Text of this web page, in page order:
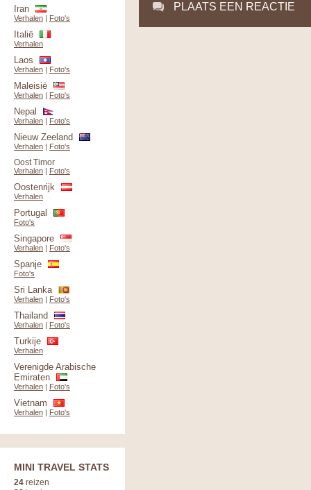
PLAATS EEN REACTIE
Iran
Verhalen | Foto's
Italië
Verhalen
Laos
Verhalen | Foto's
Maleisië
Verhalen | Foto's
Nepal
Verhalen | Foto's
Nieuw Zeeland
Verhalen | Foto's
Oost Timor
Verhalen | Foto's
Oostenrijk
Verhalen
Portugal
Foto's
Singapore
Verhalen | Foto's
Spanje
Foto's
Sri Lanka
Verhalen | Foto's
Thailand
Verhalen | Foto's
Turkije
Verhalen
Verenigde Arabische
Emiraten
Verhalen | Foto's
Vietnam
Verhalen | Foto's
MINI TRAVEL STATS
24 reizen